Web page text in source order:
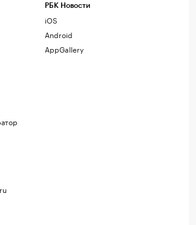
РБК Новости
iOS
Android
AppGallery